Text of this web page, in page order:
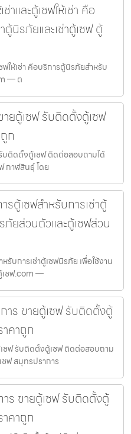
าและตู้เซฟให้เช่า คือ
นิรภัยและเช่าตู้เซฟ ตู้
ฟให้เช่า คือบริการตู้นิรภัยสำหรับ
— ต
ยตู้เซฟ รับติดตั้งตู้เซฟ
ก
บติดตั้งตู้เซฟ ติดต่อสอบถามได้
กาฬสินธุ์ โดย
รตู้เซฟสำหรับการเช่าตู้
ภัยส่วนตัวและตู้เซฟส่วน
รับการเช่าตู้เซฟนิรภัย เพื่อใช้งาน
เซฟ.com —
าร ขายตู้เซฟ รับติดตั้งตู้
คาถูก
ซฟ รับติดตั้งตู้เซฟ ติดต่อสอบถาม
ฟ สมุทรปราการ
าร ขายตู้เซฟ รับติดตั้งตู้
คาถูก